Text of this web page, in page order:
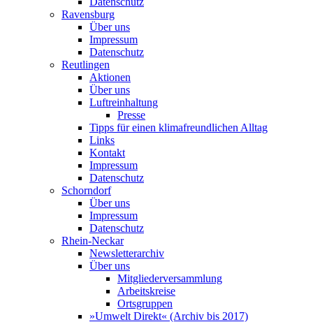
Ravensburg
Über uns
Impressum
Datenschutz
Reutlingen
Aktionen
Über uns
Luftreinhaltung
Presse
Tipps für einen klimafreundlichen Alltag
Links
Kontakt
Impressum
Datenschutz
Schorndorf
Über uns
Impressum
Datenschutz
Rhein-Neckar
Newsletterarchiv
Über uns
Mitgliederversammlung
Arbeitskreise
Ortsgruppen
»Umwelt Direkt« (Archiv bis 2017)